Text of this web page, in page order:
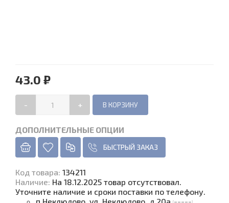
43.0 ₽
- +
ДОПОЛНИТЕЛЬНЫЕ ОПЦИИ
БЫСТРЫЙ ЗАКАЗ
Код товара: 134211
Наличие: На 18.12.2025 товар отсутствовал.
Уточните наличие и сроки поставки по телефону.